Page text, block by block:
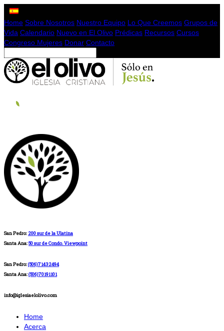
Home Sobre Nosotros Nuestro Equipo Lo Que Creemos Grupos de
Vida Calendario Nuevo en El Olivo Prédicas Recursos Cursos
Congreso Mujeres Donar Contacto
San Pedro: 200 sur de la Ulatina
Santa Ana:50 sur de Condo. Viewpoint
San Pedro:(506)71432494
Santa Ana:(506)70191101
info@iglesiaelolivo.com
Home
Acerca